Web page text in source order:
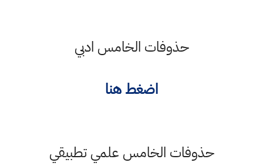
حذوفات الخامس ادبي
اضغط هنا
حذوفات الخامس علمي تطبيقي